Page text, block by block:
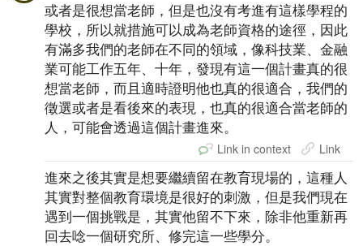
或者是很想當老師，但是也沒有考進有這樣學程的
學校，所以就措施可以成為老師資格的途徑，因此
有滿多我們的老師在不同的領域，像科技業、金融
業可能工作五年、十年，發現有這一個計畫真的很
想當老師，而且適時證明他也真的很適合，我們的
徵選或者是看後來的表現，也真的很適合當老師的
人，可能會透過這個計畫進來。
Link in context Link
進來之後其實是想要繼續留在教育現場的，這種人
其實對整個教育環境是很好的刺激，但是我們現在
遇到一個挑戰是，其實他留不下來，除非他重新再
回去唸一個研究所、修完這一些學分。